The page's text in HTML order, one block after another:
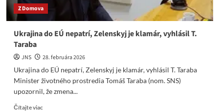
Z Domova
Ukrajina do EÚ nepatrí, Zelenskyj je klamár, vyhlásil T.
Taraba
JNS
28. februára 2026
Ukrajina do EÚ nepatrí, Zelenskyj je klamár, vyhlásil T. Taraba
Minister životného prostredia Tomáš Taraba (nom. SNS)
upozornil, že zmena...
Čítajte viacRead